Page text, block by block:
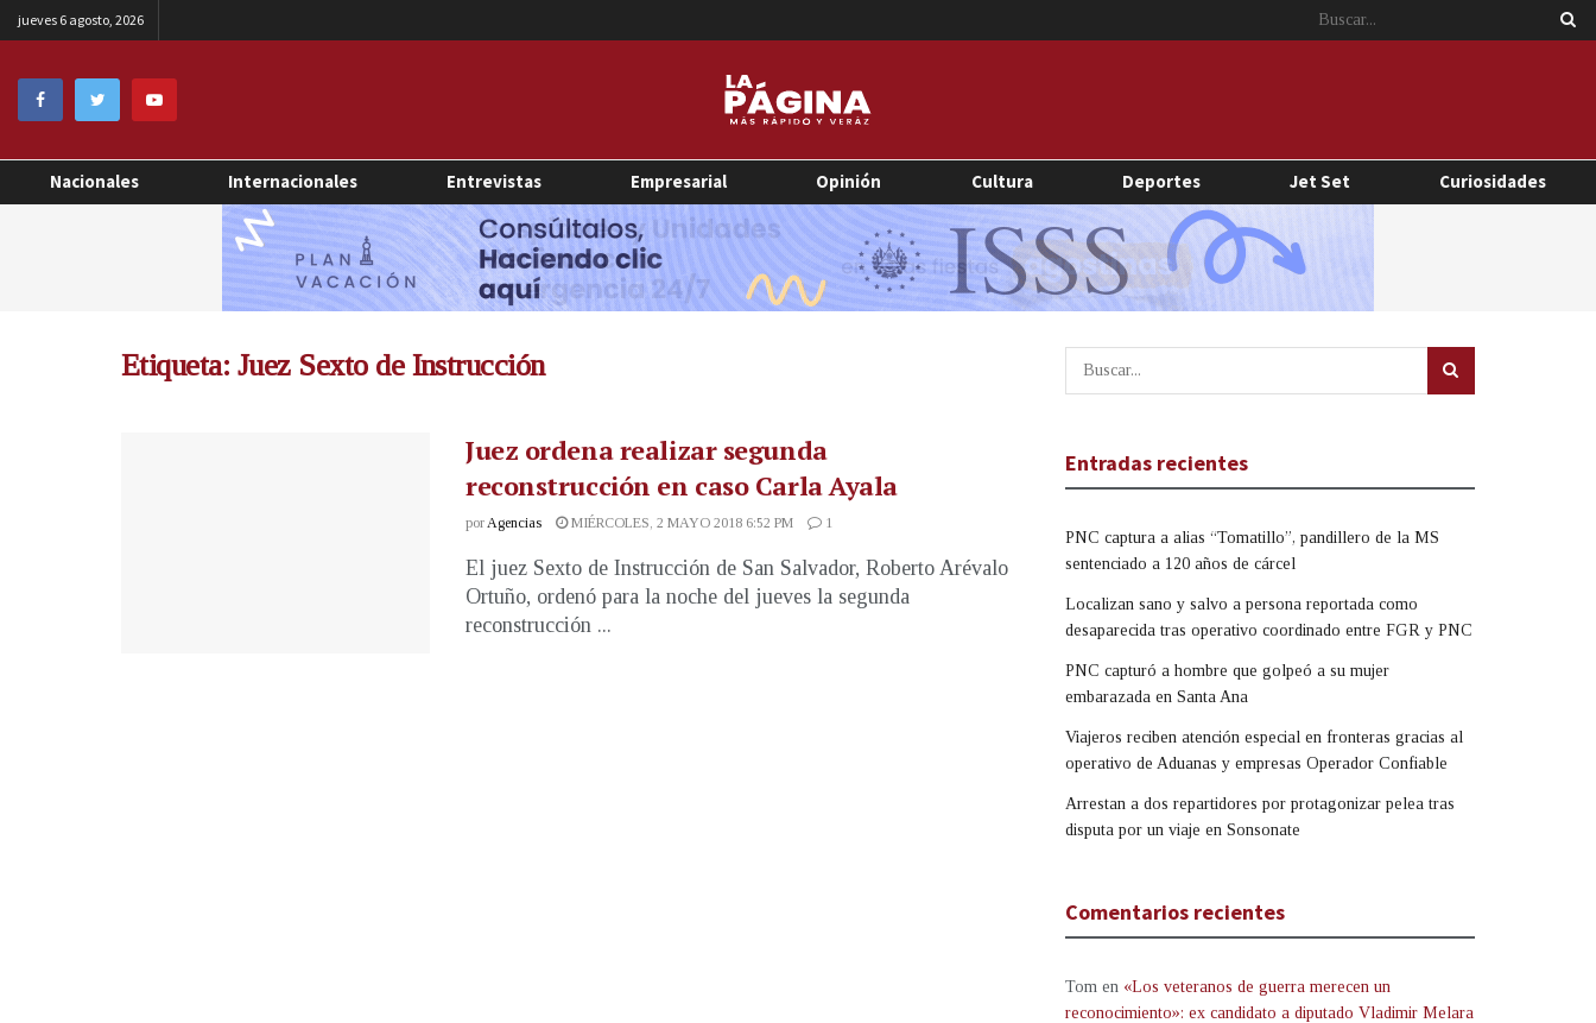
jueves 6 agosto, 2026
Nacionales Internacionales Entrevistas Empresarial Opinión Cultura Deportes Jet Set Curiosidades
Etiqueta: Juez Sexto de Instrucción
Juez ordena realizar segunda
reconstrucción en caso Carla Ayala
porAgencias MIÉRCOLES, 2 MAYO 2018 6:52 PM 1
El juez Sexto de Instrucción de San Salvador, Roberto Arévalo
Ortuño, ordenó para la noche del jueves la segunda
reconstrucción ...
Entradas recientes
PNC captura a alias “Tomatillo”, pandillero de la MS
sentenciado a 120 años de cárcel
Localizan sano y salvo a persona reportada como
desaparecida tras operativo coordinado entre FGR y PNC
PNC capturó a hombre que golpeó a su mujer
embarazada en Santa Ana
Viajeros reciben atención especial en fronteras gracias al
operativo de Aduanas y empresas Operador Confiable
Arrestan a dos repartidores por protagonizar pelea tras
disputa por un viaje en Sonsonate
Comentarios recientes
Tom en «Los veteranos de guerra merecen un
reconocimiento»: ex candidato a diputado Vladimir Melara